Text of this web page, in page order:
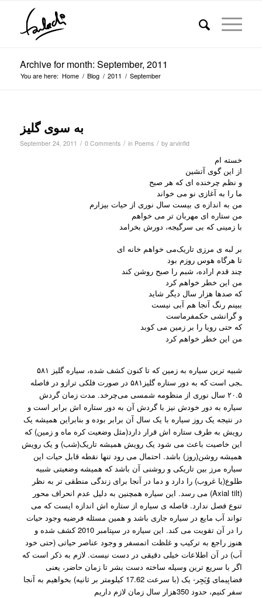
Archive for month: September, 2011
You are here: Home / Blog / 2011 / September
به سوی گلیز
September 24, 2011 / 0 Comments / in Poems / by arvinfld
خسته ام
از این گوی آتشین
و نظم چرخنده ای که هر صبح
ما را به آغازی نو می خواند
من به اندازه ی بیست سال نوری از حیات بیزارم
من ستاره ای مهربان تر می خواهم
با زمینی که بی سرگیجه، دورش بخرامد
خانه ای می خواهمبر لبه ی مرزی تاریک
تا هرگاه هوس روزم بود
چند قدم اراده، شبم را صبح روشن کند
من این خطر خواهم کرد
که صدها هزار سال دیگر شاید
ببینم رنگ آنجا هم آبی نیست
و گرانشی حکمفرماست
که حتی رویا را بر زمین می کوبد
من این خطر خواهم کرد
شبیه ترین سیاره به زمین که تا کنون کشف شده، سیاره گلیز ۵۸۱
ـجی است که به دور ستاره گلیز۵۸۱ در صورت فلکی ترازو در فاصله
۲۰.۵ سال نوری از منظومه شمسی می‌چرخد. مدت زمان گردش
سیاره به دور خودش نیز با گردش آن به دور ستاره اش برابر است و
در نتیجه یک روز سیاره با یک سال آن برابر بوده و بنابراین همیشه یک
رویش به طرف ستاره اش قرار دارد(مثل وضعیت کره ماه و زمین) که
این خاصیت باعث می شود یک رویش همیشه تاریک(شب) و یک رویش
همیشه روشن(روز) باشد. احتمال می رود تنها نقطه قابل حیات این
سیاره مرز بین تاریکی و روشنی آن باشد که همیشه وضعیتی شبیه
طلوع(یا غروب) را دارد و دما در آنجا برای زندگی منطقی تر به نظر
می رسد. این سیاره همچنین به دلیل عدم انحراف محور (Axial tilt)
تنوع فصل ندارد. فاصله ی سیاره از ستاره اش اندازه ایست که می
تواند آب مایع در سیاره جاری باشد و همین مسئله فرضیه وجود حیات
را در آن تقویت می کند. این سیاره در سپتامبر 2010 کشف شده و
هنوز راجع به ترکیب و غلظت اتمسفر و وجود عناصر حیاتی (حتی خود
آب) در آن اطلاعات خیلی دقیقی در دست نیست. لازم به ذکر است که
اگر با سریع ترین وسیله ساخته دست بشر تا زمان حاضر، یعنی
فضاپیمای وُیَجِر- یک (با سرعت 17.62 کیلومتر بر ثانیه) بخواهیم به آنجا
سفر کنیم، حدود 350هزار سال زمان لازم داریم